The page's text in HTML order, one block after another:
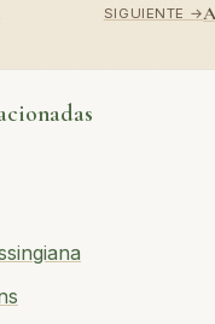
SIGUIENTE →